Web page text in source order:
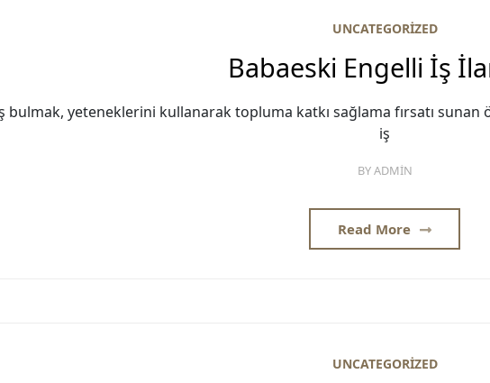
UNCATEGORIZED
Babaeski Engelli İş
bulmak, yeteneklerini kullanarak topluma katkı sağlama fırsatı sunan
iş
BYADMIN
Read More
UNCATEGORIZED